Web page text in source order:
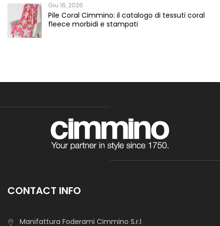
Giu 16, 2026
Pile Coral Cimmino: il catalogo di tessuti coral
fleece morbidi e stampati
CONTACT INFO
Manifattura Foderami Cimmino S.r.l